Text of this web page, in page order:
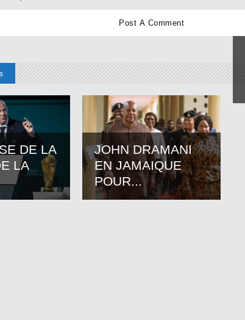
DE LA
LA
JOHN DRAMANI
EN JAMAIQUE
POUR...